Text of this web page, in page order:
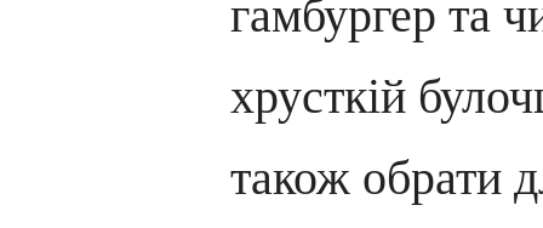
гамбургер та
хрусткій
також обрати